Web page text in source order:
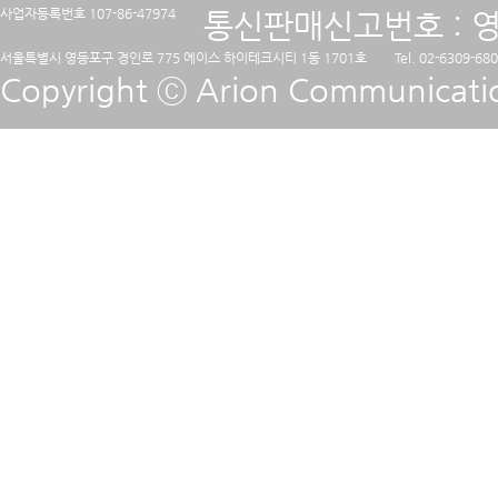
사업자등록번호 107-86-47974 통신판매신고번호 :
서울특별시 영등포구 경인로 775 에이스 하이테크시티 1동 1701호 Tel. 02-6309-
Copyright ⓒ Arion